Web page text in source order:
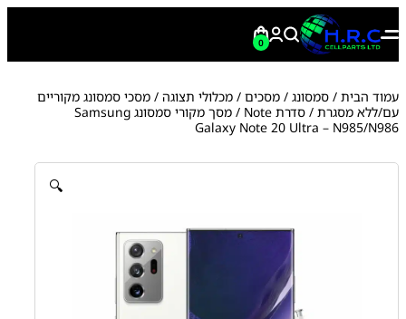
0
עמוד הבית / סמסונג / מסכים / מכלולי תצוגה / מסכי סמסונג מקוריים
עם/ללא מסגרת / סדרת Note
/ מסך מקורי סמסונג Samsung
Galaxy Note 20 Ultra – N985/N986
🔍